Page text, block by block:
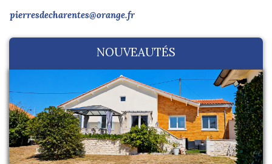
pierresdecharentes@orange.fr
NOUVEAUTÉS